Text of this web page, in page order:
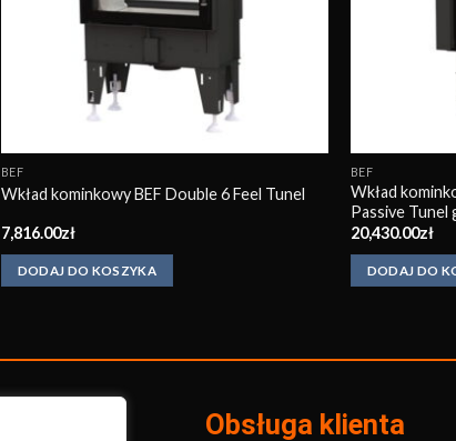
BEF
Wkład kominkowy BEF Double 6 Feel Tunel
7,816.00zł
DODAJ DO KOSZYKA
BEF
Wkład
Passive Tunel
20,430.00zł
DODAJ DO
Obsługa klienta